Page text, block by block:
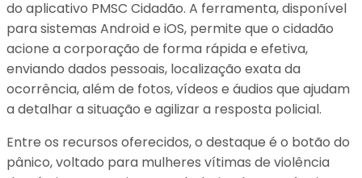
do aplicativo PMSC Cidadão. A ferramenta, disponível
para sistemas Android e iOS, permite que o cidadão
acione a corporação de forma rápida e efetiva,
enviando dados pessoais, localização exata da
ocorrência, além de fotos, vídeos e áudios que ajudam
a detalhar a situação e agilizar a resposta policial.
Entre os recursos oferecidos, o destaque é o botão do
pânico, voltado para mulheres vítimas de violência